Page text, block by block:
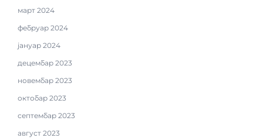
март 2024
фебруар 2024
јануар 2024
децембар 2023
новембар 2023
октобар 2023
септембар 2023
август 2023